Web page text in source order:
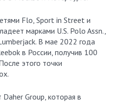
Flo, Sport in Street и
марками U.S. Polo Assn.,
В мае 2022 года
в России, получив 100
этого точки
Group, которая в